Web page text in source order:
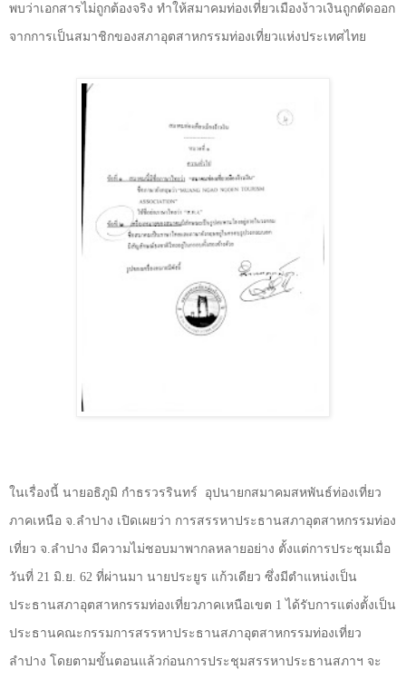
พบว่าเอกสารไม่ถูกต้องจริง ทำให้สมาคมท่องเที่ยวเมืองง้าวเงินถูกตัดออก
จากการเป็นสมาชิกของสภาอุตสาหกรรมท่องเที่ยวแห่งประเทศไทย
ในเรื่องนี้ นายอธิภูมิ กำธรวรรินทร์ อุปนายกสมาคมสหพันธ์ท่องเที่ยว
ภาคเหนือ จ.ลำปาง เปิดเผยว่า การสรรหาประธานสภาอุตสาหกรรมท่อง
เที่ยว จ.ลำปาง มีความไม่ชอบมาพากลหลายอย่าง ตั้งแต่การประชุมเมื่อ
วันที่ 21 มิ.ย. 62 ที่ผ่านมา นายประยูร แก้วเดียว ซึ่งมีตำแหน่งเป็น
ประธานสภาอุตสาหกรรมท่องเที่ยวภาคเหนือเขต 1 ได้รับการแต่งตั้งเป็น
ประธานคณะกรรมการสรรหาประธานสภาอุตสาหกรรมท่องเที่ยว
ลำปาง โดยตามขั้นตอนแล้วก่อนการประชุมสรรหาประธานสภาฯ จะ